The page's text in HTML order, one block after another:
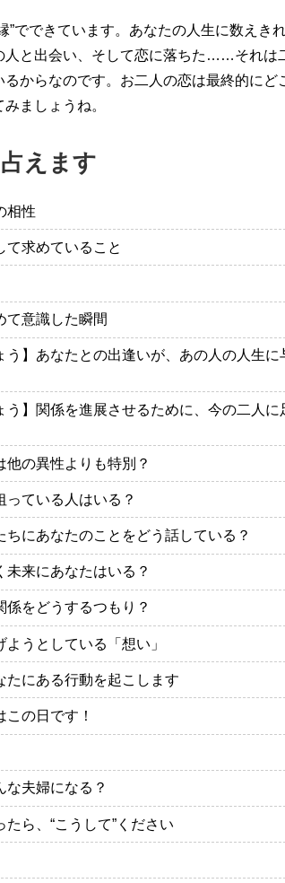
”でできています。あなたの人生に数えき
人と出会い、そして恋に落ちた……それは
からなのです。お二人の恋は最終的にど
ましょうね。
えます
相性
て求めていること
て意識した瞬間
う】あなたとの出逢いが、あの人の人生に
う】関係を進展させるために、今の二人に
の異性よりも特別？
ている人はいる？
にあなたのことをどう話している？
来にあなたはいる？
をどうするつもり？
うとしている「想い」
たにある行動を起こします
の日です！
な夫婦になる？
ら、“こうして”ください